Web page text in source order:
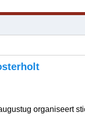
organiseert